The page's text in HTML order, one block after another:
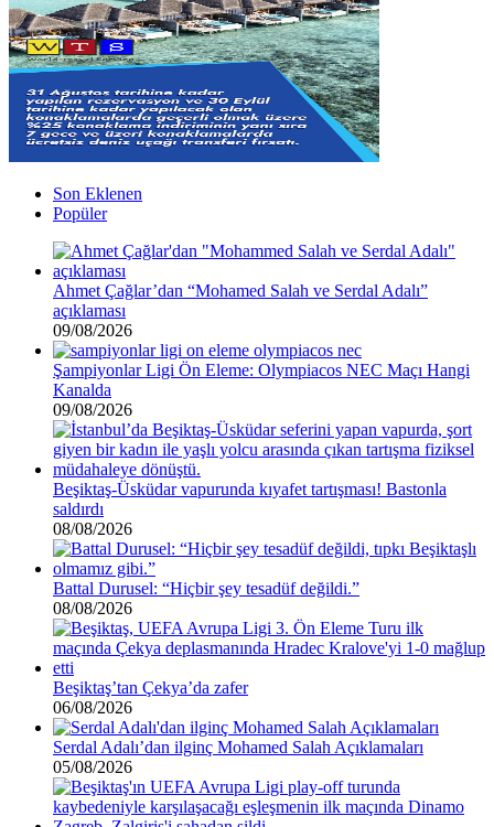
Son Eklenen
Popüler
Ahmet Çağlar’dan “Mohamed Salah ve Serdal Adalı”
açıklaması
09/08/2026
Şampiyonlar Ligi Ön Eleme: Olympiacos NEC Maçı Hangi
Kanalda
09/08/2026
Beşiktaş-Üsküdar vapurunda kıyafet tartışması! Bastonla
saldırdı
08/08/2026
Battal Durusel: “Hiçbir şey tesadüf değildi.”
08/08/2026
Beşiktaş’tan Çekya’da zafer
06/08/2026
Serdal Adalı’dan ilginç Mohamed Salah Açıklamaları
05/08/2026